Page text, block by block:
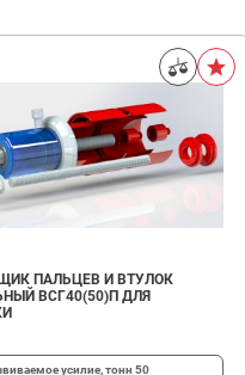
ПАЛЬЦЕВ И ВТУЛОК
ВСГ40(50)П ДЛЯ
усилие, тонн 50